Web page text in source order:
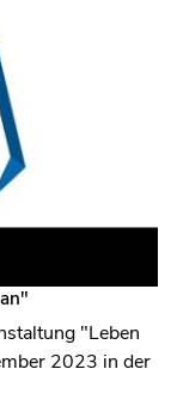
"Leben
2023 in der